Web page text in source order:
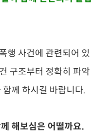
행 사건에 관련되어 있
구조부터 정확히 파악
께 하시길 바랍니다.
해보심은 어떨까요.